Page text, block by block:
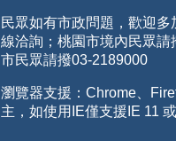
民眾如有市政問題，歡迎多
線洽詢；桃園市境內民眾請
市民眾請撥03-2189000
瀏覽器支援：Chrome、
主，如使用IE僅支援IE 11